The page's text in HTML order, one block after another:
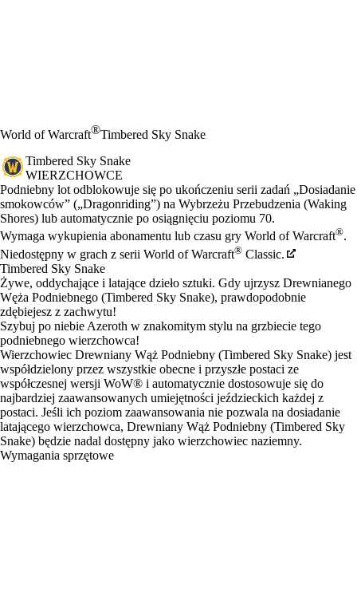
World of Warcraft®Timbered Sky Snake
Timbered Sky Snake
WIERZCHOWCE
Cena
Available actions
Podniebny lot odblokowuje się po ukończeniu serii zadań „Dosiadanie
smokowców” („Dragonriding”) na Wybrzeżu Przebudzenia (Waking
Shores) lub automatycznie po osiągnięciu poziomu 70.
Wymaga wykupienia abonamentu lub czasu gry World of Warcraft®.
Niedostępny w grach z serii World of Warcraft® Classic.
Timbered Sky Snake
Żywe, oddychające i latające dzieło sztuki. Gdy ujrzysz Drewnianego
Węża Podniebnego (Timbered Sky Snake), prawdopodobnie
zdębiejesz z zachwytu!
Szybuj po niebie Azeroth w znakomitym stylu na grzbiecie tego
podniebnego wierzchowca!
Wierzchowiec Drewniany Wąż Podniebny (Timbered Sky Snake) jest
współdzielony przez wszystkie obecne i przyszłe postaci ze
współczesnej wersji WoW® i automatycznie dostosowuje się do
najbardziej zaawansowanych umiejętności jeździeckich każdej z
postaci. Jeśli ich poziom zaawansowania nie pozwala na dosiadanie
latającego wierzchowca, Drewniany Wąż Podniebny (Timbered Sky
Snake) będzie nadal dostępny jako wierzchowiec naziemny.
Wymagania sprzętowe